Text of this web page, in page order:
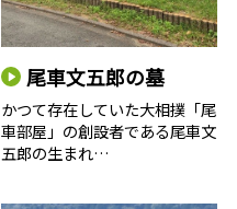
尾車文五郎の墓
かつて存在していた大相撲「尾
車部屋」の創設者である尾車文
五郎の生まれ…